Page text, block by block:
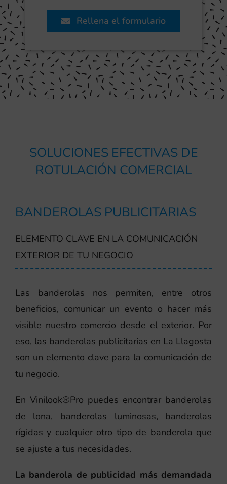
Rellena el formulario
SOLUCIONES EFECTIVAS DE
ROTULACIÓN COMERCIAL
BANDEROLAS PUBLICITARIAS
ELEMENTO CLAVE EN LA COMUNICACIÓN
EXTERIOR DE TU NEGOCIO
Las banderolas nos permiten, entre otros
beneficios, comunicar un evento o hacer más
visible nuestro comercio desde el exterior. Por
eso, las banderolas publicitarias en La Llagosta
son un elemento clave para la comunicación de
tu negocio.
En Vinilook®Pro puedes encontrar banderolas
de lona, banderolas luminosas, banderolas
rígidas y cualquier otro tipo de banderola que
se ajuste a tus necesidades.
La banderola de publicidad más demandada